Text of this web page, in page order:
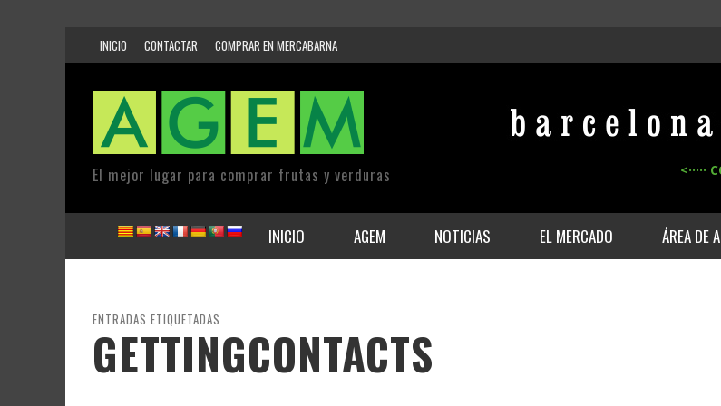
INICIO CONTACTAR COMPRAR EN MERCABARNA
El mejor lugar para comprar frutas y verduras
INICIO AGEM NOTICIAS EL MERCADO ÁREA DE
ENTRADAS ETIQUETADAS
GETTINGCONTACTS